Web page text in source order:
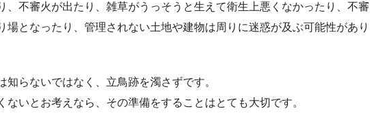
、不審火が出たり、雑草がうっそうと生えて衛生上悪くなかったり、不審
場となったり、管理されない土地や建物は周りに迷惑が及ぶ可能性があり
知らないではなく、立鳥跡を濁さずです。
ないとお考えなら、その準備をすることはとても大切です。